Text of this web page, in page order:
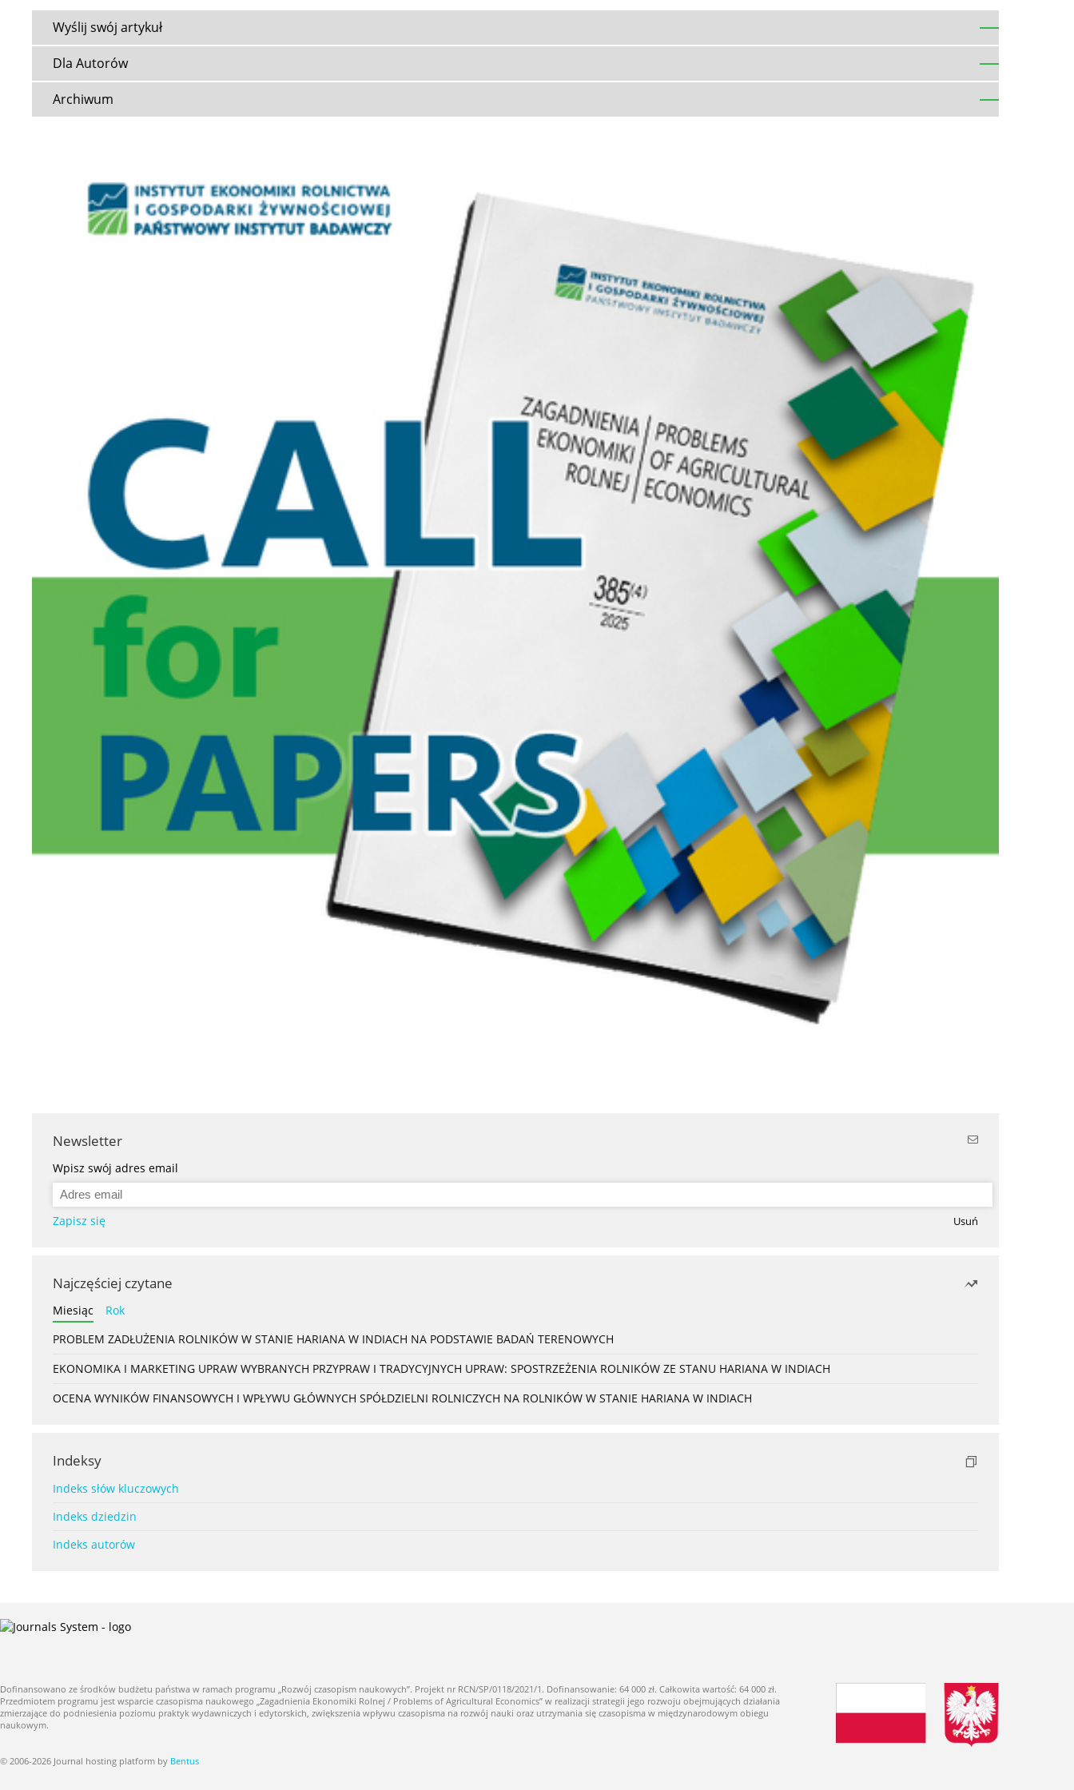
Wyślij swój artykuł
Dla Autorów
Archiwum
Newsletter
Wpisz swój adres email
Zapisz się Usuń
Najczęściej czytane
Miesiąc
Rok
PROBLEM ZADŁUŻENIA ROLNIKÓW W STANIE HARIANA W INDIACH NA PODSTAWIE BADAŃ TERENOWYCH
EKONOMIKA I MARKETING UPRAW WYBRANYCH PRZYPRAW I TRADYCYJNYCH UPRAW: SPOSTRZEŻENIA ROLNIKÓW ZE STANU HARIANA W INDIACH
OCENA WYNIKÓW FINANSOWYCH I WPŁYWU GŁÓWNYCH SPÓŁDZIELNI ROLNICZYCH NA ROLNIKÓW W STANIE HARIANA W INDIACH
Indeksy
Indeks słów kluczowych
Indeks dziedzin
Indeks autorów
Dofinansowano ze środków budżetu państwa w ramach programu „Rozwój czasopism naukowych”. Projekt nr RCN/SP/0118/2021/1. Dofinansowanie: 64 000 zł. Całkowita wartość: 64 000 zł.
Przedmiotem programu jest wsparcie czasopisma naukowego „Zagadnienia Ekonomiki Rolnej / Problems of Agricultural Economics” w realizacji strategii jego rozwoju obejmujących działania
zmierzające do podniesienia poziomu praktyk wydawniczych i edytorskich, zwiększenia wpływu czasopisma na rozwój nauki oraz utrzymania się czasopisma w międzynarodowym obiegu
naukowym.
© 2006-2026 Journal hosting platform by Bentus